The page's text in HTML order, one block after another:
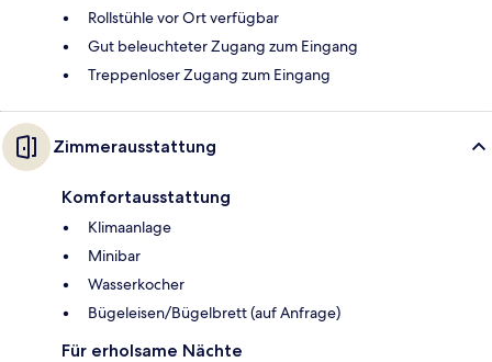
Rollstühle vor Ort verfügbar
Gut beleuchteter Zugang zum Eingang
Treppenloser Zugang zum Eingang
Zimmerausstattung
Komfortausstattung
Klimaanlage
Minibar
Wasserkocher
Bügeleisen/Bügelbrett (auf Anfrage)
Für erholsame Nächte